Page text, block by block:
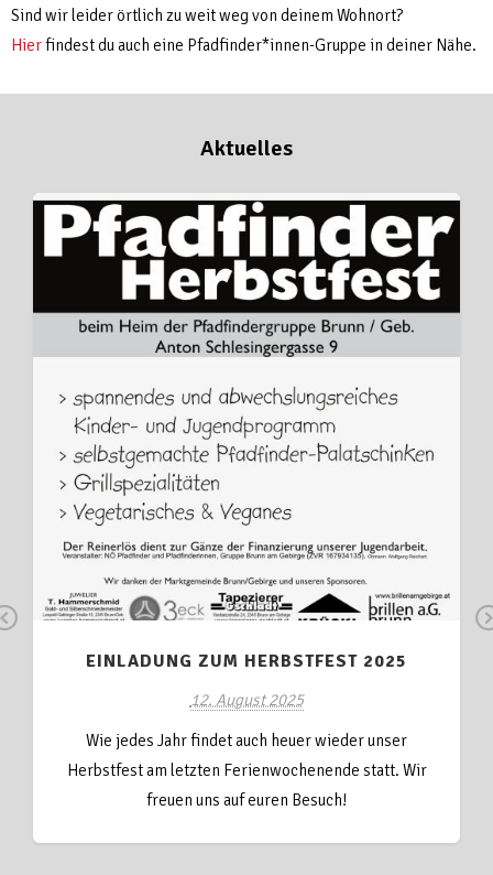
Sind wir leider örtlich zu weit weg von deinem Wohnort?
Hierfindest du auch eine Pfadfinder*innen-Gruppe in deiner Nähe.
Aktuelles
EINLADUNG ZUM HERBSTFEST 2025
12. August 2025
Wie jedes Jahr findet auch heuer wieder unser
Herbstfest am letzten Ferienwochenende statt. Wir
freuen uns auf euren Besuch!